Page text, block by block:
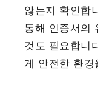
않는지 확인합
통해 인증서의
것도 필요합니
게 안전한 환